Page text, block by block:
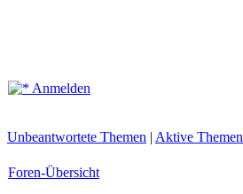
Anmelden
Unbeantwortete Themen | Aktive Themen
Foren-Übersicht